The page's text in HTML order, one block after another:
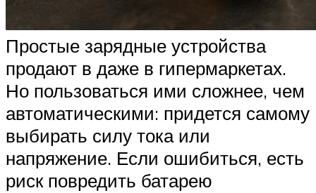
Простые зарядные устройства
продают в даже в гипермаркетах.
Но пользоваться ими сложнее, чем
автоматическими: придется самому
выбирать силу тока или
напряжение. Если ошибиться, есть
риск повредить батарею